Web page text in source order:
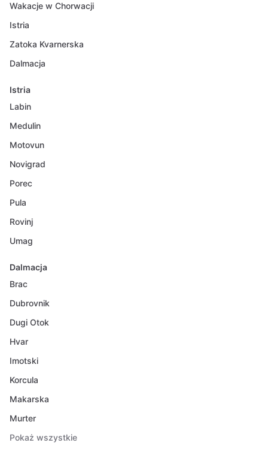
Wakacje w Chorwacji
Istria
Zatoka Kvarnerska
Dalmacja
Istria
Labin
Medulin
Motovun
Novigrad
Porec
Pula
Rovinj
Umag
Dalmacja
Brac
Dubrovnik
Dugi Otok
Hvar
Imotski
Korcula
Makarska
Murter
Pokaż wszystkie